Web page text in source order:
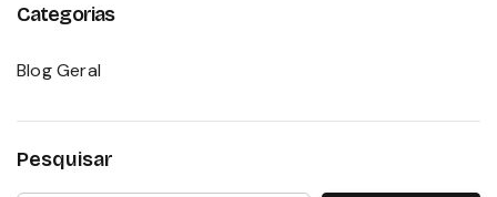
Categorias
Blog Geral
Pesquisar